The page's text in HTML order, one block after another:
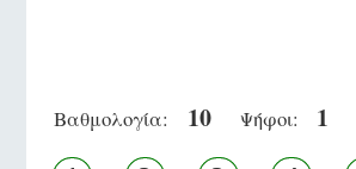
Βαθμολογία: 10 Ψήφοι: 1